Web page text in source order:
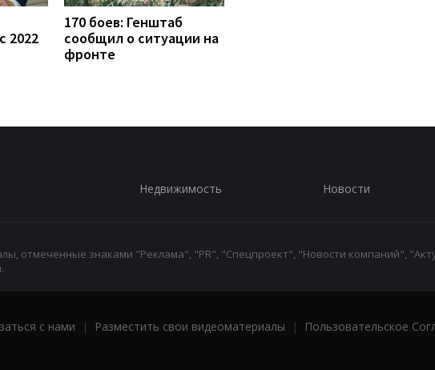
2022
170 боев: Генштаб
сообщил о ситуации на
фронте
Недвижимость Новости
отмеченные знаками "Реклама", "PR", "Спецпроект", "Новости компаний",
с нами | Разместить свои видеоматериалы | Пользовательское